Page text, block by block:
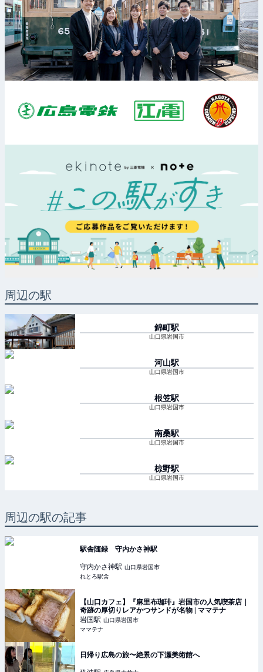
周辺の駅
錦町駅
山口県岩国市
河山駅
山口県岩国市
根笠駅
山口県岩国市
南桑駅
山口県岩国市
椋野駅
山口県岩国市
周辺の駅の記事
駅舎随録 守内かさ神駅
守内かさ神駅 山口県岩国市
れとろ駅舎
【山口カフェ】『麻里布珈琲』岩国市の人気喫茶店｜
奇跡の厚切りレアかつサンドが名物 | ママテナ
岩国駅 山口県岩国市
ママテナ
日帰り広島の旅〜絶景の下瀬美術館へ